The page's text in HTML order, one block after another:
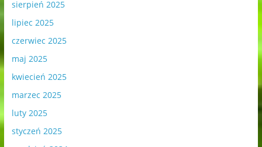
sierpień 2025
lipiec 2025
czerwiec 2025
maj 2025
kwiecień 2025
marzec 2025
luty 2025
styczeń 2025